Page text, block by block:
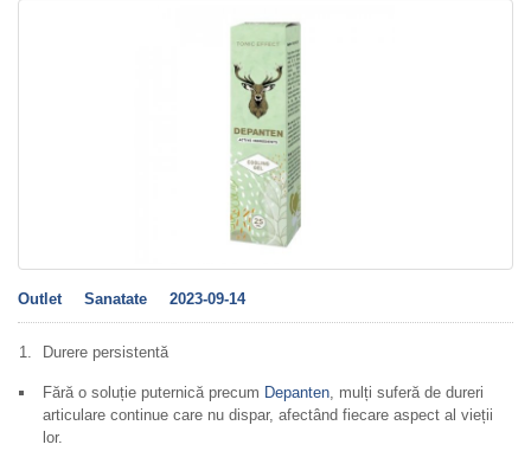
Outlet Sanatate 2023-09-14
Durere persistentă
Fără o soluție puternică precum Depanten, mulți suferă de dureri
articulare continue care nu dispar, afectând fiecare aspect al vieții
lor.